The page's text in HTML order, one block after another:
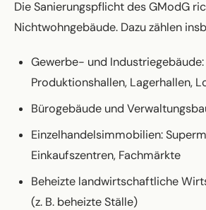
Die Sanierungspflicht des GModG
Nichtwohngebäude. Dazu zählen
Gewerbe- und Industriegebäude:
Produktionshallen, Lagerhallen,
Bürogebäude und
Einzelhandelsimmobilien:
Einkaufszentren, Fachmärkte
Beheizte landwirtschaftliche
(z. B. beheizte Ställe)